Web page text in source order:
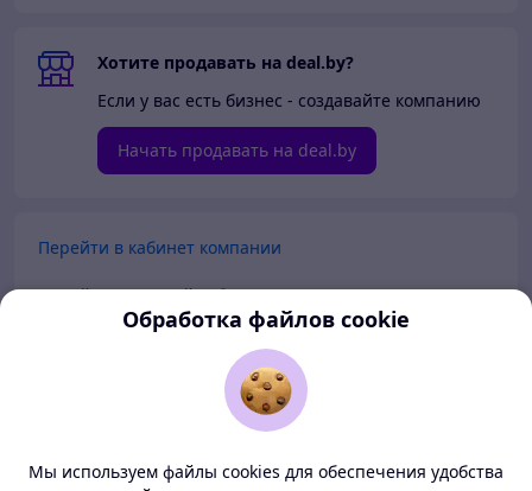
Хотите продавать на deal.by?
Если у вас есть бизнес - создавайте компанию
Начать продавать на deal.by
Перейти в кабинет компании
Перейти в личный кабинет
О нас
Обработка файлов cookie
Мы используем файлы cookies для обеспечения удобства